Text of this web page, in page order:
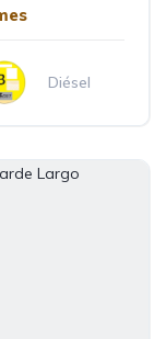
Diésel